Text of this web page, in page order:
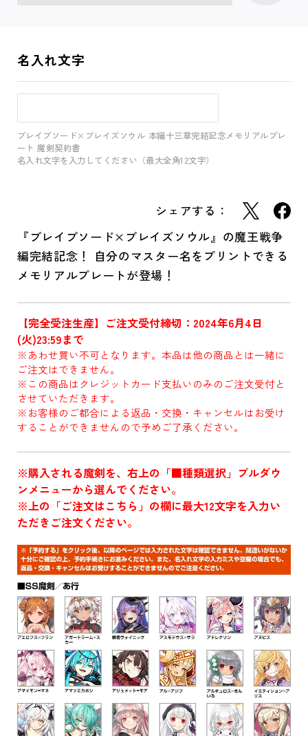
名入れ文字
ブレイブソード×ブレイズソウル 本編十三章完結記念メモリアルプレ
ート 魔剣契約書
名入れ文字を入力してください（最大全角12文字）
シェアする：
『ブレイブソード×ブレイズソウル』の魔王戦争
編完結記念！ 自分のマスター名をプリントできる
メモリアルプレートが登場！
【完全受注生産】ご注文受付締切：2024年6月4日
(火)23:59まで
※あわせ買い不可となります。本品は他の商品とは一緒に
ご注文はできません。
※この商品はクレジットカード支払いのみのご注文受付と
させていただきます。
※お客様のご都合による返品・交換・キャンセルはお受け
することができませんので予めご了承ください。
※購入される魔剣を、右上の「■種類選択」プルダウ
ンメニューから選んでください。
※上の「ご注文はこちら」の欄に最大12文字を入力い
ただきご注文ください。